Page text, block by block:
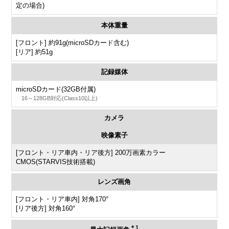
定の場合)
本体重量
[フロント] 約91g(microSDカード含む)
[リア] 約51g
記録媒体
microSDカード(32GB付属)
16～128GB対応(Class10以上)
カメラ
映像素子
[フロント・リア車内・リア後方] 200万画素カラー
CMOS(STARVIS技術搭載)
レンズ画角
[フロント・リア車内] 対角170°
[リア後方] 対角160°
＊1